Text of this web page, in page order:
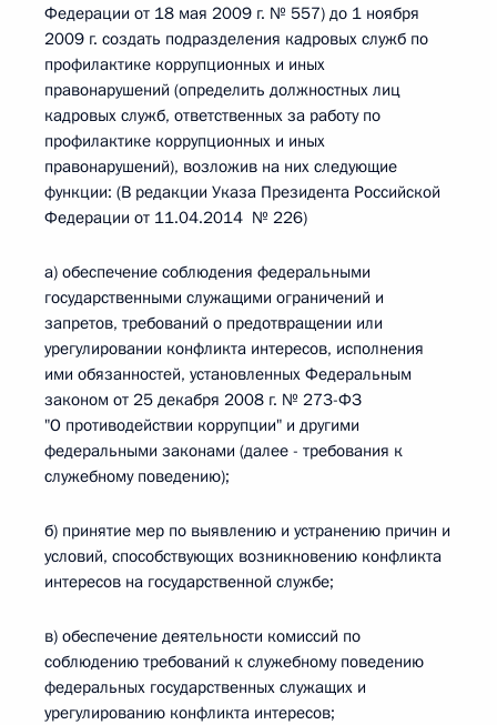
Федерации от 18 мая 2009 г. № 557) до 1 ноября
2009 г. создать подразделения кадровых служб по
профилактике коррупционных и иных
правонарушений (определить должностных лиц
кадровых служб, ответственных за работу по
профилактике коррупционных и иных
правонарушений), возложив на них следующие
функции: (В редакции Указа Президента Российской
Федерации от 11.04.2014 № 226)
а) обеспечение соблюдения федеральными
государственными служащими ограничений и
запретов, требований о предотвращении или
урегулировании конфликта интересов, исполнения
ими обязанностей, установленных Федеральным
законом от 25 декабря 2008 г. № 273-ФЗ
"О противодействии коррупции" и другими
федеральными законами (далее - требования к
служебному поведению);
б) принятие мер по выявлению и устранению причин и
условий, способствующих возникновению конфликта
интересов на государственной службе;
в) обеспечение деятельности комиссий по
соблюдению требований к служебному поведению
федеральных государственных служащих и
урегулированию конфликта интересов;